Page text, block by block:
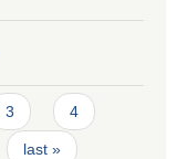
3 4
last »